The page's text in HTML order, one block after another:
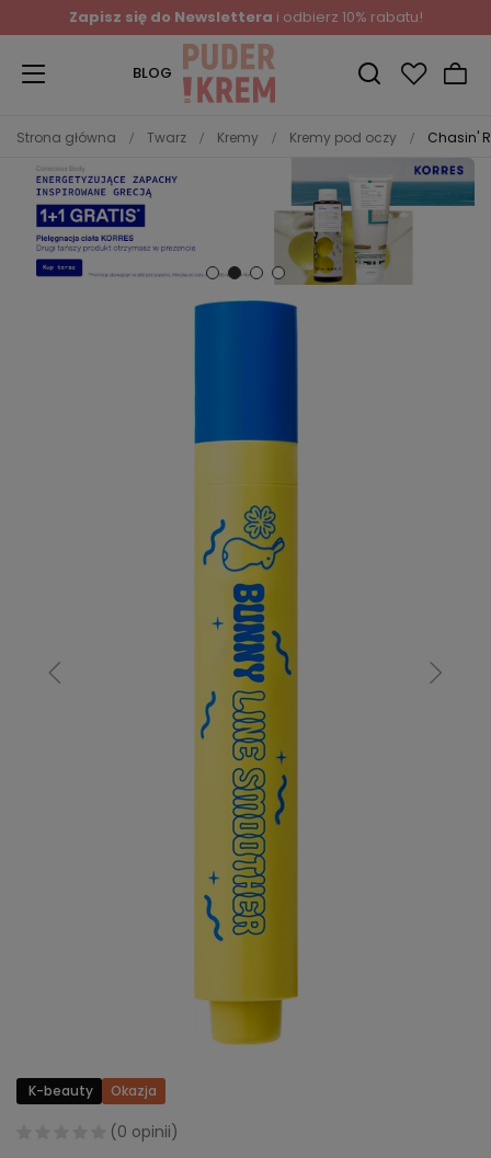
Zapisz się do Newslettera i odbierz 10% rabatu!
BLOG
Strona główna Twarz Kremy Kremy pod oczy Chasin'
K-beauty Okazja
(0 opinii)